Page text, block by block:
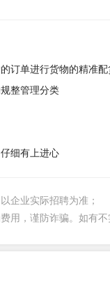
订单进行货物的精准配
整管理分类
细有上进心
企业实际招聘为准；
用，谨防诈骗。如有不